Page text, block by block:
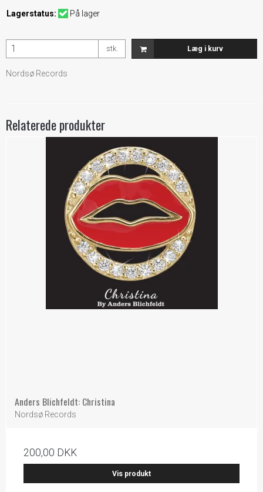
Lagerstatus: På lager
stk. Læg i kurv
Nordsø Records
Relaterede produkter
Anders Blichfeldt: Christina
Nordsø Records
200,00 DKK
Vis produkt